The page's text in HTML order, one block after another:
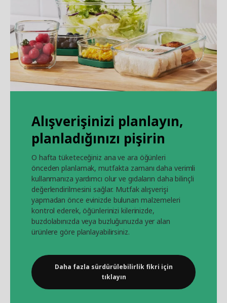
Alışverişinizi planlayın,
planladığınızı pişirin
O hafta tüketeceğiniz ana ve ara öğünleri
önceden planlamak, mutfakta zamanı daha verimli
kullanmanıza yardımcı olur ve gıdaların daha bilinçli
değerlendirilmesini sağlar. Mutfak alışverişi
yapmadan önce evinizde bulunan malzemeleri
kontrol ederek, öğünlerinizi kilerinizde,
buzdolabınızda veya buzluğunuzda yer alan
ürünlere göre planlayabilirsiniz.
Daha fazla sürdürülebilirlik fikri için
tıklayın